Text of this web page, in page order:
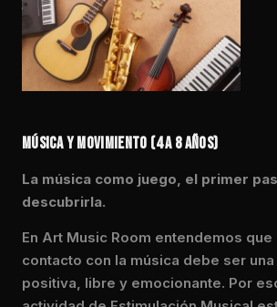
MÚSICA Y MOVIMIENTO (4 A 8 AÑOS)
La música como juego, el primer
descubrirla.
En Art Music Room entendemos
contacto con la música debe ser
positiva, libre y emocionante. Por